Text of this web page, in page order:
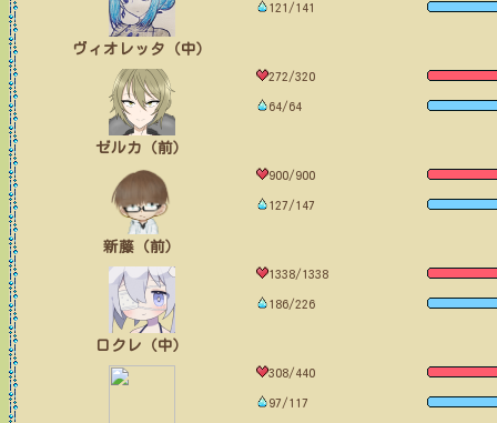
ヴィオレッタ（中）
121/141
ゼルカ（前）
272/320
64/64
新藤（前）
900/900
127/147
ロクレ（中）
1338/1338
186/226
308/440
97/117